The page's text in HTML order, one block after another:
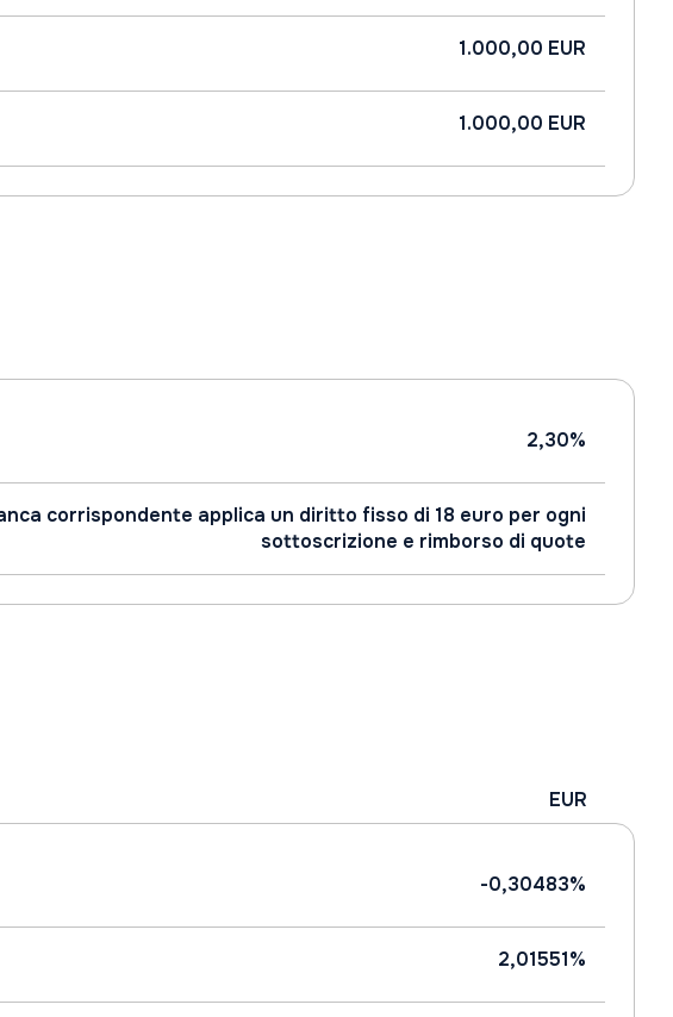
1.000,00 EUR
1.000,00 EUR
2,30%
corrispondente applica un diritto fisso di 18 euro per ogni
sottoscrizione e rimborso di quote
EUR
-0,30483%
2,01551%